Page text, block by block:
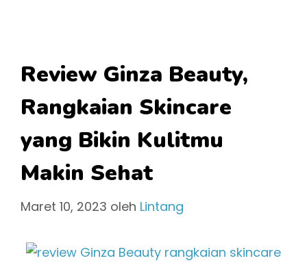
Review Ginza Beauty,
Rangkaian Skincare
yang Bikin Kulitmu
Makin Sehat
Maret 10, 2023 oleh Lintang